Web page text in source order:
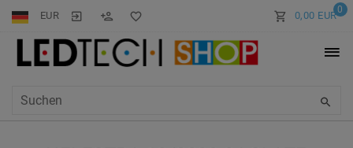
EUR 0
0,00 EUR